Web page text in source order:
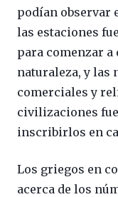
podían observar
las estaciones
para comenzar
naturaleza, y las
comerciales y
civilizaciones
inscribirlos en
Los griegos en
acerca de los